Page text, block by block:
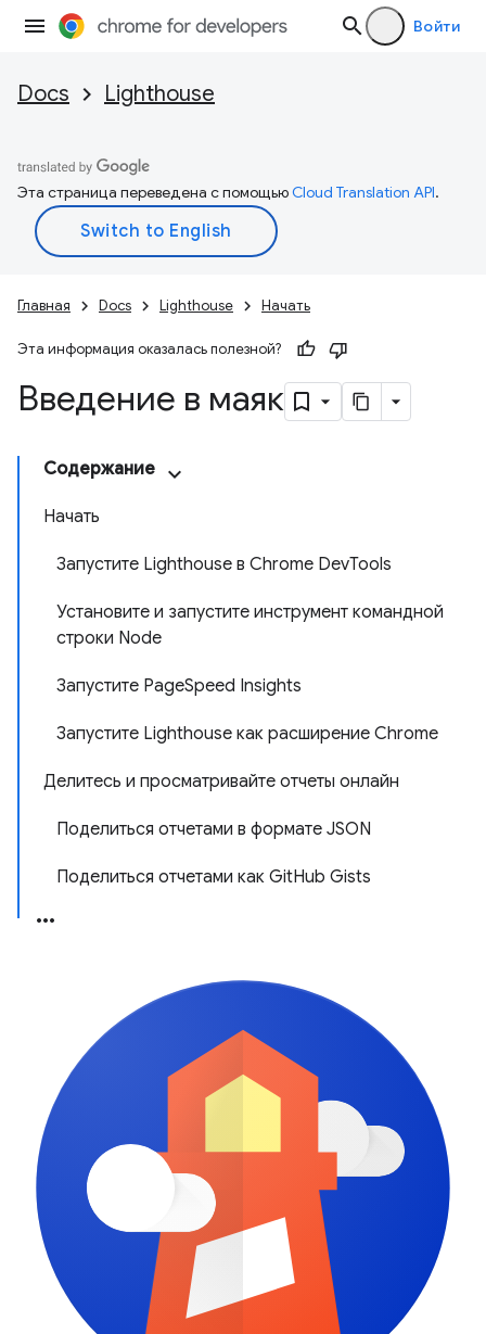
Войти
Docs Lighthouse
Эта страница переведена с помощьюCloud Translation API.
Главная Docs Lighthouse Начать
Эта информация оказалась полезной?
Введение в маяк
Содержание
Начать
Запустите Lighthouse в Chrome DevTools
Установите и запустите инструмент командной
строки Node
Запустите PageSpeed ​​Insights
Запустите Lighthouse как расширение Chrome
Делитесь и просматривайте отчеты онлайн
Поделиться отчетами в формате JSON
Поделиться отчетами как GitHub Gists